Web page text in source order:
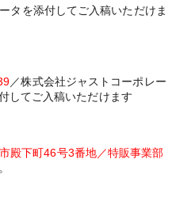
タを添付してご入稿いただけま
／株式会社ジャストコーポレー
してご入稿いただけます
殿下町46号3番地／特販事業部